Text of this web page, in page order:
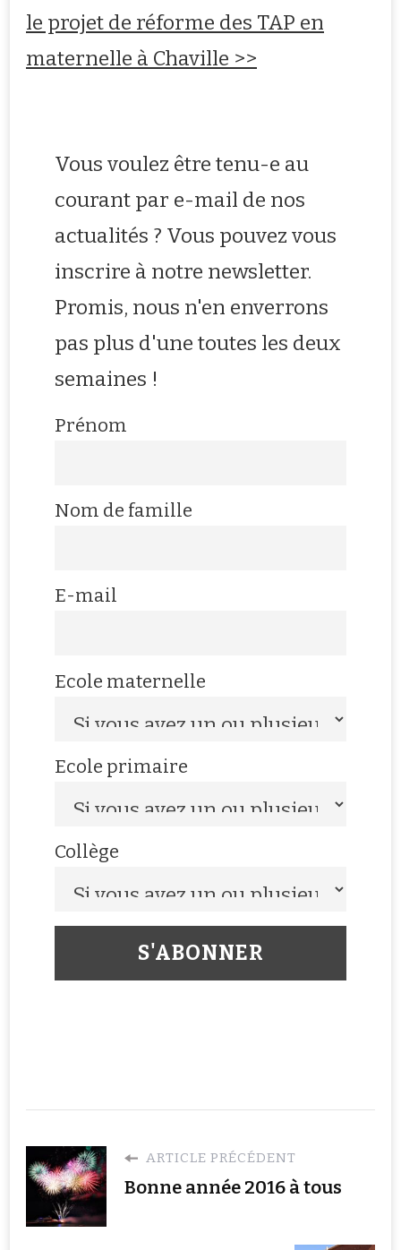
le projet de réforme des TAP en
maternelle à Chaville >>
Vous voulez être tenu-e au
courant par e-mail de nos
actualités ? Vous pouvez vous
inscrire à notre newsletter.
Promis, nous n'en enverrons
pas plus d'une toutes les deux
semaines !
Prénom
Nom de famille
E-mail
Ecole maternelle
Ecole primaire
Collège
ARTICLE PRÉCÉDENT
Bonne année 2016 à tous